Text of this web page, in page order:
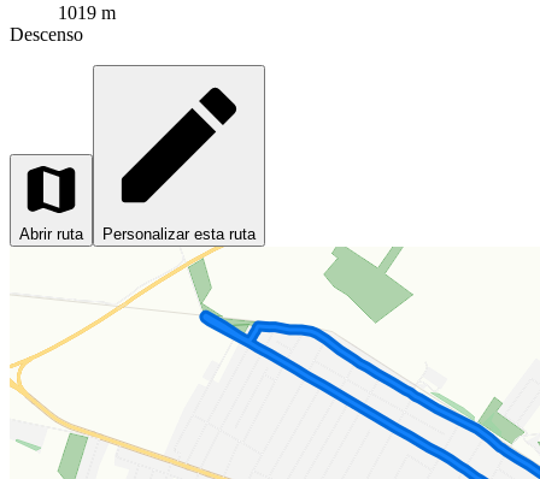
1019 m
Descenso
Abrir ruta Personalizar esta ruta